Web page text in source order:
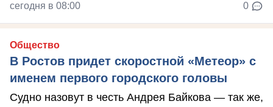
сегодня в 08:00 0
Общество
В Ростов придет скоростной «Метеор» с
именем первого городского головы
Судно назовут в честь Андрея Байкова — так же,